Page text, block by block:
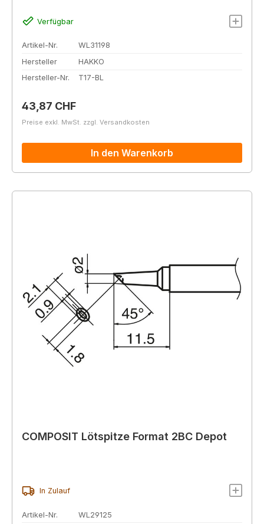
Verfügbar
Artikel-Nr.
WL31198
Hersteller
HAKKO
Hersteller-Nr.
T17-BL
Regulärer Preis:
43,87 CHF
Preise exkl. MwSt. zzgl. Versandkosten
In den Warenkorb
COMPOSIT Lötspitze Format 2BC Depot
In Zulauf
Artikel-Nr.
WL29125